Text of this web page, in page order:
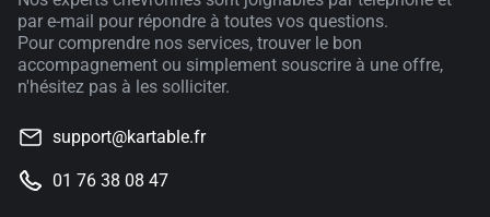
par e-mail pour répondre à toutes vos questions.
Pour comprendre nos services, trouver le bon
accompagnement ou simplement souscrire à une offre,
n'hésitez pas à les solliciter.
support@kartable.fr
01 76 38 08 47